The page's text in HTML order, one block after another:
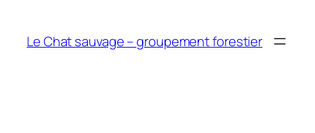
contenu
Le Chat sauvage – groupement forestier